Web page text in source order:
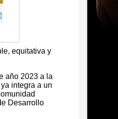
equitativa y
año 2023 a la
integra a un
Desarrollo